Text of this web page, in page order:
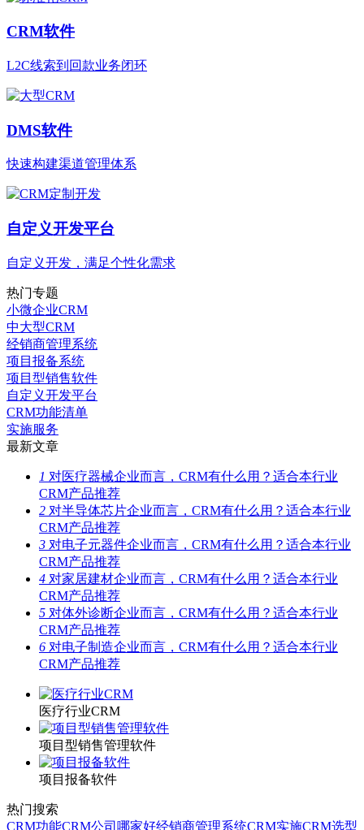
CRM软件
L2C线索到回款业务闭环
DMS软件
快速构建渠道管理体系
自定义开发平台
自定义开发，满足个性化需求
热门专题
小微企业CRM
中大型CRM
经销商管理系统
项目报备系统
项目型销售软件
自定义开发平台
CRM功能清单
实施服务
最新文章
1 对医疗器械企业而言，CRM有什么用？适合本行业
CRM产品推荐
2 对半导体芯片企业而言，CRM有什么用？适合本行业
CRM产品推荐
3 对电子元器件企业而言，CRM有什么用？适合本行业
CRM产品推荐
4 对家居建材企业而言，CRM有什么用？适合本行业
CRM产品推荐
5 对体外诊断企业而言，CRM有什么用？适合本行业
CRM产品推荐
6 对电子制造企业而言，CRM有什么用？适合本行业
CRM产品推荐
医疗行业CRM
项目型销售管理软件
项目报备软件
热门搜索
CRM功能CRM公司哪家好经销商管理系统CRM实施CRM选型